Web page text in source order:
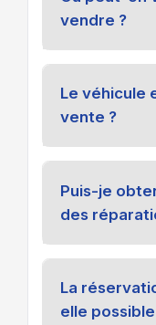
vendre ?
Le véhicule
vente ?
Puis-je
des
La
elle possible